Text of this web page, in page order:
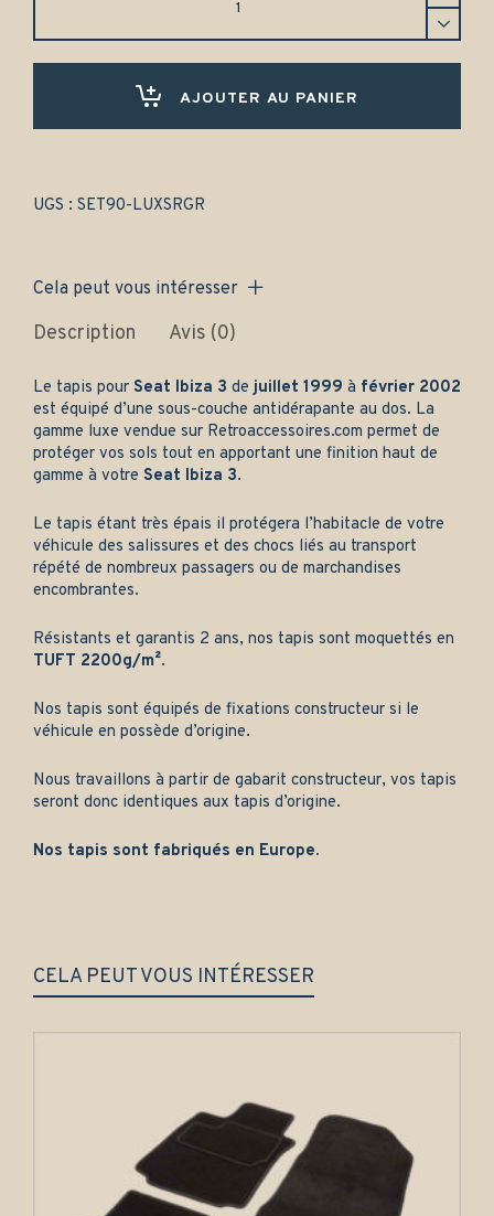
Gamme
AJOUTER AU PANIER
UGS : SET90-LUXSRGR
Cela peut vous intéresser
Description Avis (0)
Le tapis pour Seat Ibiza 3 de juillet 1999 à février 2002
est équipé d’une sous-couche antidérapante au dos. La
gamme luxe vendue sur Retroaccessoires.com permet de
protéger vos sols tout en apportant une finition haut de
gamme à votre Seat Ibiza 3.
Le tapis étant très épais il protégera l’habitacle de votre
véhicule des salissures et des chocs liés au transport
répété de nombreux passagers ou de marchandises
encombrantes.
Résistants et garantis 2 ans, nos tapis sont moquettés en
TUFT 2200g/m².
Nos tapis sont équipés de fixations constructeur si le
véhicule en possède d’origine.
Nous travaillons à partir de gabarit constructeur, vos tapis
seront donc identiques aux tapis d’origine.
Nos tapis sont fabriqués en Europe.
CELA PEUT VOUS INTÉRESSER